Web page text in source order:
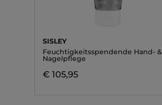
SISLEY
Feuchtigkeitsspendende Hand- &
Nagelpflege
€ 105,95